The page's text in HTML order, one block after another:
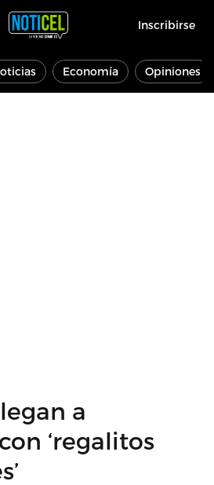
Inscribirse
Economía Opiniones
a
‘regalitos